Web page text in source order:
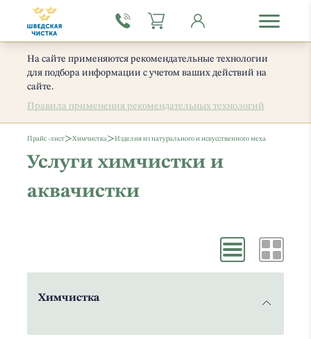
На сайте применяются рекомендательные технологии
для подбора информации с учетом ваших действий на
сайте.
Правила применения рекомендательных технологий
Прайс -лист>Химчистка>Изделия из натурального и искусственного меха
Услуги химчистки и
аквачистки
Химчистка